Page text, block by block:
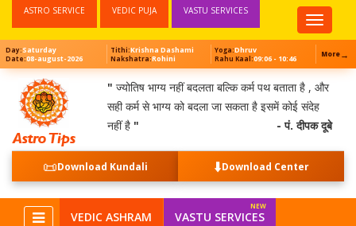
Top
Menu
ASTRO SERVICE VEDIC PUJA VASTU SERVICES
Day:Saturday
Date:08-august-2026
Tithi:Krishna Dashami
Nakshatra:Rohini
Yoga:Dhruv
Rahu Kaal:09:06 - 10:46 More→
" ज्योतिष भाग्य नहीं बदलता बल्कि कर्म पथ बताता है , और
सही कर्म से भाग्य को बदला जा सकता है इसमें कोई संदेह
नहीं है " - पं. दीपक दूबे
📜Download Kundali ⬇️Download Center
VEDIC ASHRAM VASTU SERVICES
NEW